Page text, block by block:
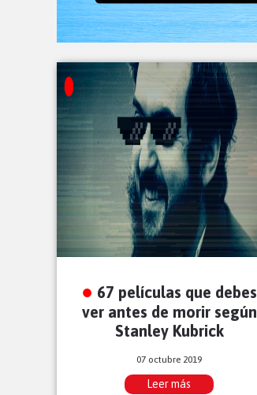
67 películas que debes
ver antes de morir según
Stanley Kubrick
07 octubre 2019
Leer más